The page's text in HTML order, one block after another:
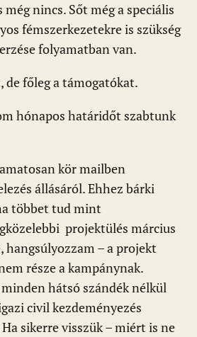
nincs. Sőt még a speciális
fémszerkezetekre is szükség
folyamatban van.
de főleg a támogatókat.
hónapos határidőt szabtunk
kör mailben
állásáról. Ehhez bárki
többet tud mint
projektülés március
hangsúlyozzam – a projekt
része a kampánynak.
hátsó szándék nélkül
civil kezdeményezés
sikerre visszük – miért is ne